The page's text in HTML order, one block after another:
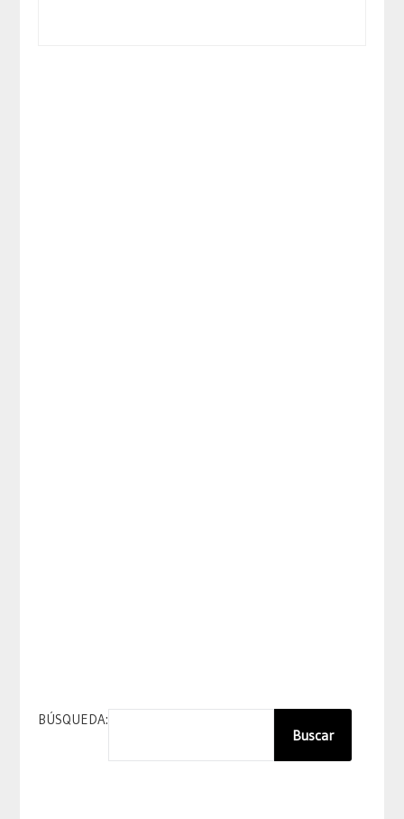
BÚSQUEDA:
Buscar